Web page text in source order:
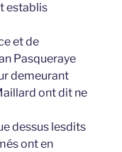
establis
et de
Pasqueraye
demeurant
ont dit ne
dessus lesdits
ont en